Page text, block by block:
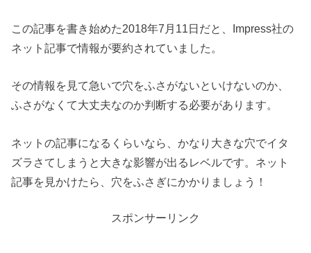
この記事を書き始めた2018年7月11日だと、Impress社の
ネット記事で情報が要約されていました。
その情報を見て急いで穴をふさがないといけないのか、
ふさがなくて大丈夫なのか判断する必要があります。
ネットの記事になるくらいなら、かなり大きな穴でイタ
ズラさてしまうと大きな影響が出るレベルです。ネット
記事を見かけたら、穴をふさぎにかかりましょう！
スポンサーリンク